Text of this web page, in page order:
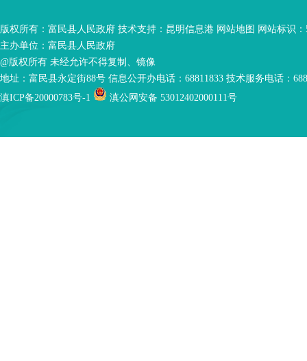
版权所有：富民县人民政府 技术支持： 昆明信息港 网站地图 网站标识：
主办单位：富民县人民政府
@版权所有 未经允许不得复制、镜像
地址：富民县永定街88号 信息公开办电话：68811833 技术服务电话：
滇ICP备20000783号-1
滇公网安备 53012402000111号